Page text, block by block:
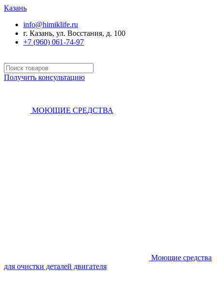
Казань
info@himiklife.ru
г. Казань, ул. Восстания, д. 100
+7 (960) 061-74-97
Получить консультацию
МОЮЩИЕ СРЕДСТВА
Моющие средства
для очистки деталей двигателя